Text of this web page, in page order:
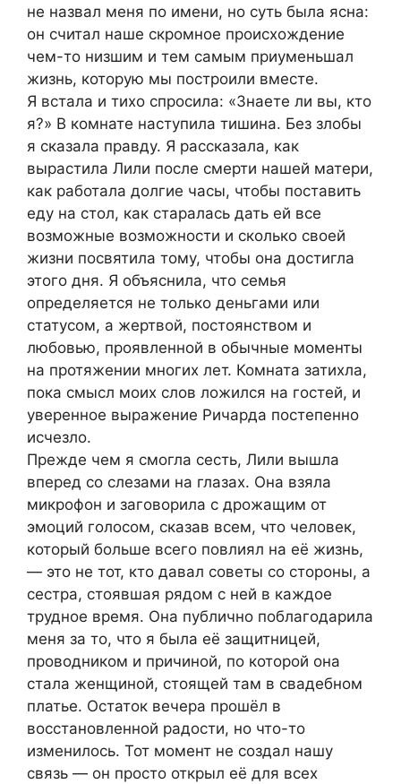
не назвал меня по имени, но суть была ясна:
он считал наше скромное происхождение
чем-то низшим и тем самым приуменьшал
жизнь, которую мы построили вместе.
Я встала и тихо спросила: «Знаете ли вы, кто
я?» В комнате наступила тишина. Без злобы
я сказала правду. Я рассказала, как
вырастила Лили после смерти нашей матери,
как работала долгие часы, чтобы поставить
еду на стол, как старалась дать ей все
возможные возможности и сколько своей
жизни посвятила тому, чтобы она достигла
этого дня. Я объяснила, что семья
определяется не только деньгами или
статусом, а жертвой, постоянством и
любовью, проявленной в обычные моменты
на протяжении многих лет. Комната затихла,
пока смысл моих слов ложился на гостей, и
уверенное выражение Ричарда постепенно
исчезло.
Прежде чем я смогла сесть, Лили вышла
вперед со слезами на глазах. Она взяла
микрофон и заговорила с дрожащим от
эмоций голосом, сказав всем, что человек,
который больше всего повлиял на её жизнь,
— это не тот, кто давал советы со стороны, а
сестра, стоявшая рядом с ней в каждое
трудное время. Она публично поблагодарила
меня за то, что я была её защитницей,
проводником и причиной, по которой она
стала женщиной, стоящей там в свадебном
платье. Остаток вечера прошёл в
восстановленной радости, но что-то
изменилось. Тот момент не создал нашу
связь — он просто открыл её для всех